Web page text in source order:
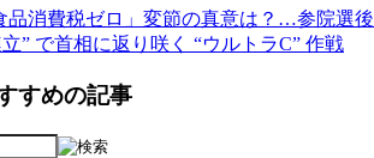
品消費税ゼロ」変節の真意は？…参院選後
” で首相に返り咲く “ウルトラC” 作戦
すめの記事